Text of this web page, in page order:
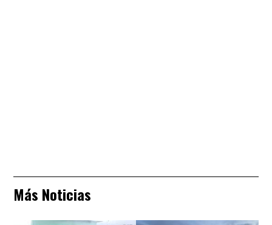
Más Noticias